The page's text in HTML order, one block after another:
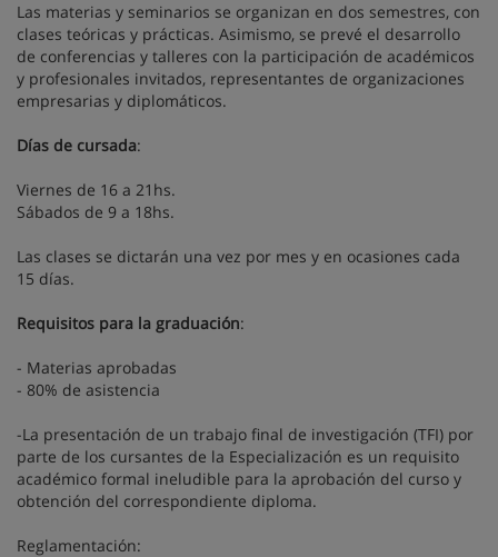
Las materias y seminarios se organizan en dos semestres, con
clases teóricas y prácticas. Asimismo, se prevé el desarrollo
de conferencias y talleres con la participación de académicos
y profesionales invitados, representantes de organizaciones
empresarias y diplomáticos.
Días de cursada:
Viernes de 16 a 21hs.
Sábados de 9 a 18hs.
Las clases se dictarán una vez por mes y en ocasiones cada
15 días.
Requisitos para la graduación:
- Materias aprobadas
- 80% de asistencia
-La presentación de un trabajo final de investigación (TFI) por
parte de los cursantes de la Especialización es un requisito
académico formal ineludible para la aprobación del curso y
obtención del correspondiente diploma.
Reglamentación: